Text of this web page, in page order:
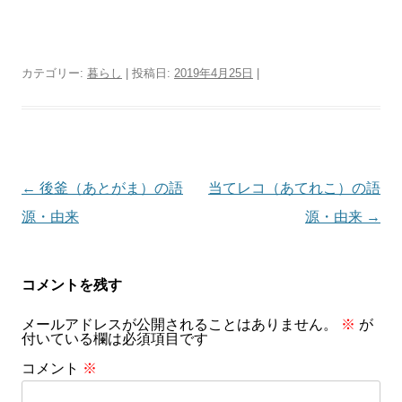
カテゴリー: 暮らし | 投稿日: 2019年4月25日
投
稿
ー
← 後釜（あとがま）の語
源・由来
当てレコ（あてれこ）の語
源・由来 →
コメントを残す
メールアドレスが公開されることはありません。 ※ が
付いている欄は必須項目です
コメント ※